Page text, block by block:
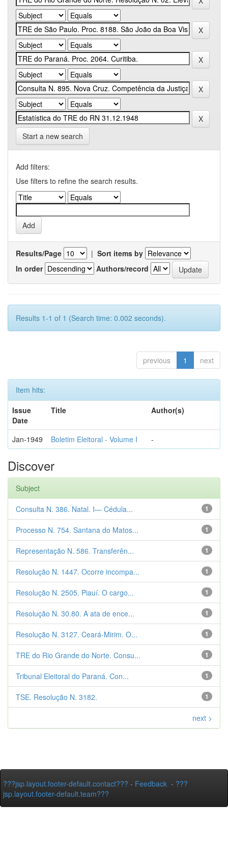
Start a new search
Add filters:
Use filters to refine the search results.
Results/Page | Sort items by
In order
Authors/record
Results 1-1 of 1 (Search time: 0.002 seconds).
previous 1 next
Item hits:
Issue
Date
Title Author(s)
Jan-1949 Boletim Eleitoral - Volume I -
Discover
Subject
1
Consulta N. 386. Natal. I— Cédula...
1
Processo N. 754. Santana do Matos...
1
Representação N. 586. Transferên...
1
Resolução N. 1447. Ocorre incompa...
1
Resolução N. 2505. Piauí. O cargo...
1
Resolução N. 30.80. A ata de ence...
1
Resolução N. 3127. Ceará-Mirim. O...
1
TRE do Rio Grande do Norte. Consu...
1
Tribunal Eleitoral do Paraná. Con...
1
TSE. Resolução N. 3182.
next >
???jsp.layout.footer-default.contact??? - Feedback - ???
jsp.layout.footer-default.team???